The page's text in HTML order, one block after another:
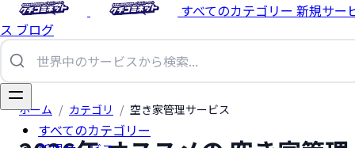
すべてのカテゴリー 新規サー
ス ブログ
すべてのカテゴリー
ホーム / カテゴリ / 空き家管理サービス